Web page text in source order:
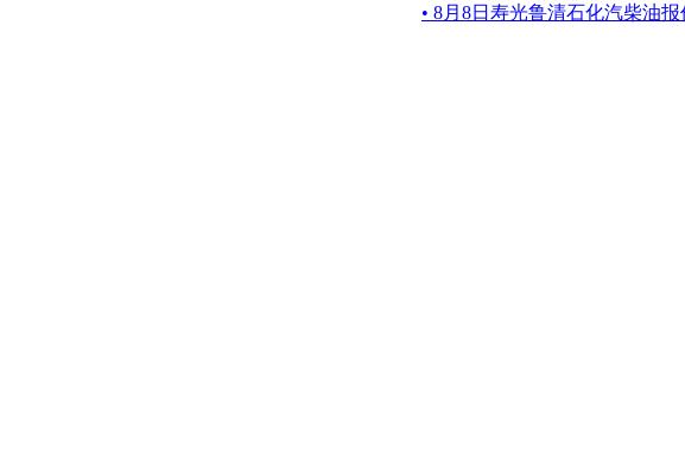
• 8月8日寿光鲁清石化汽柴油报